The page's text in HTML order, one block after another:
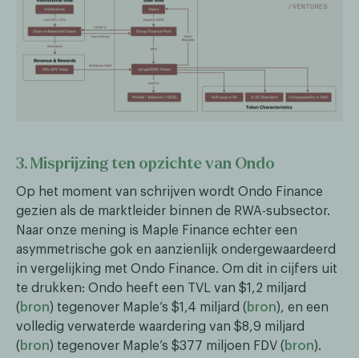
3. Misprijzing ten opzichte van Ondo
Op het moment van schrijven wordt Ondo Finance
gezien als de marktleider binnen de RWA-subsector.
Naar onze mening is Maple Finance echter een
asymmetrische gok en aanzienlijk ondergewaardeerd
in vergelijking met Ondo Finance. Om dit in cijfers uit
te drukken: Ondo heeft een TVL van $1,2 miljard
( bron) tegenover Maple’s $1,4 miljard ( bron), en een
volledig verwaterde waardering van $8,9 miljard
( bron) tegenover Maple’s $377 miljoen FDV ( bron).